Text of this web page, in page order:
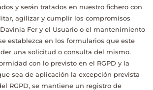
y serán tratados en nuestro fichero con
agilizar y cumplir los compromisos
Davinia Fer y el Usuario o el mantenimiento
establezca en los formularios que este
una solicitud o consulta del mismo.
con lo previsto en el RGPD y la
sea de aplicación la excepción prevista
RGPD, se mantiene un registro de